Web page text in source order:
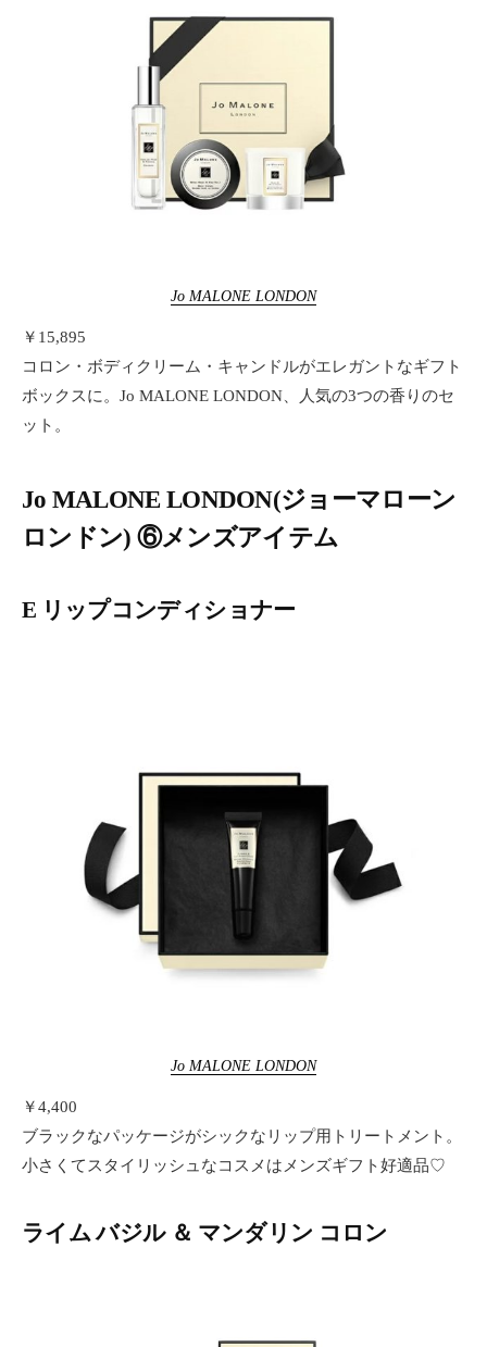
Jo MALONE LONDON
￥15,895
コロン・ボディクリーム・キャンドルがエレガントなギフト
ボックスに。Jo MALONE LONDON、人気の3つの香りのセ
ット。
Jo MALONE LONDON(ジョーマローン
ロンドン) ⑥メンズアイテム
E リップコンディショナー
Jo MALONE LONDON
￥4,400
ブラックなパッケージがシックなリップ用トリートメント。
小さくてスタイリッシュなコスメはメンズギフト好適品♡
ライム バジル ＆ マンダリン コロン